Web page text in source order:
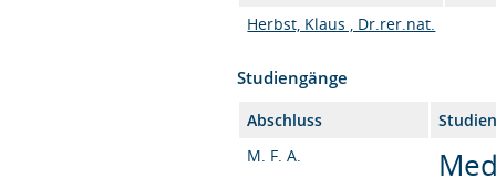
Herbst, Klaus , Dr.rer.nat.
Studiengänge
Abschluss
M. F. A.